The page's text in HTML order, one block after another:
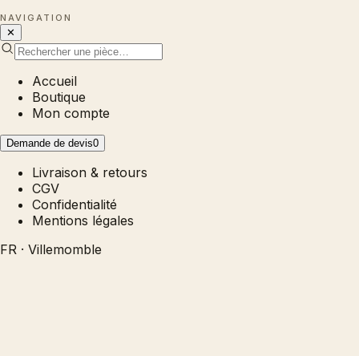
NAVIGATION
✕
Accueil
Boutique
Mon compte
Demande de devis0
Livraison & retours
CGV
Confidentialité
Mentions légales
FR · Villemomble